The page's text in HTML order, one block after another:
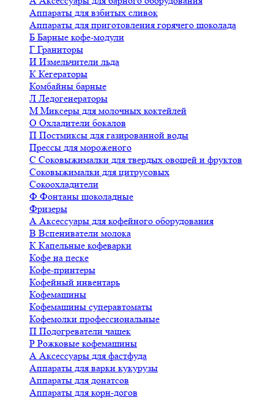
Аппараты для взбитых сливок
Аппараты для приготовления горячего шоколада
Б Барные кофе-модули
Г Граниторы
И Измельчители льда
К Кегераторы
Комбайны барные
Л Ледогенераторы
М Миксеры для молочных коктейлей
О Охладители бокалов
П Постмиксы для газированной воды
Прессы для мороженого
С Соковыжималки для твердых овощей и фруктов
Соковыжималки для цитрусовых
Сокоохладители
Ф Фонтаны шоколадные
Фризеры
А Аксессуары для кофейного оборудования
В Вспениватели молока
К Капельные кофеварки
Кофе на песке
Кофе-принтеры
Кофейный инвентарь
Кофемашины
Кофемашины суперавтоматы
Кофемолки профессиональные
П Подогреватели чашек
Р Рожковые кофемашины
А Аксессуары для фастфуда
Аппараты для варки кукурузы
Аппараты для донатсов
Аппараты для корн-догов